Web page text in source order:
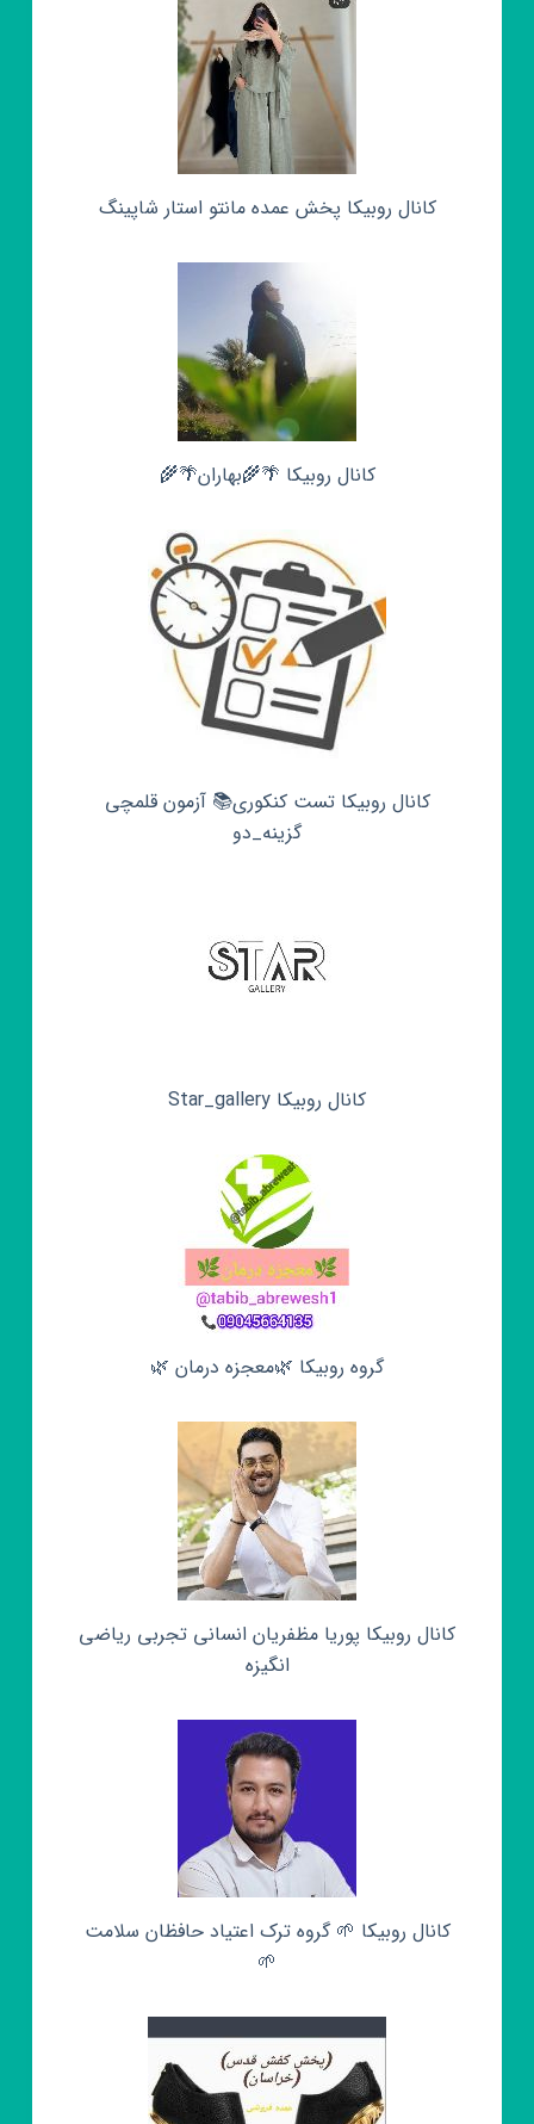
کانال روبیکا پخش عمده مانتو استار شاپینگ
کانال روبیکا 🌴🌾بهاران🌴🌾
کانال روبیکا تست کنکوری📚 آزمون قلمچی‌‌
گزینه_دو
کانال روبیکا Star_gallery
گروه روبیکا 🌿معجزه درمان 🌿
کانال روبیکا پوریا مظفریان انسانی تجربی ریاضی
انگیزه
کانال روبیکا 🌱 گروه ترک اعتیاد حافظان سلامت
🌱